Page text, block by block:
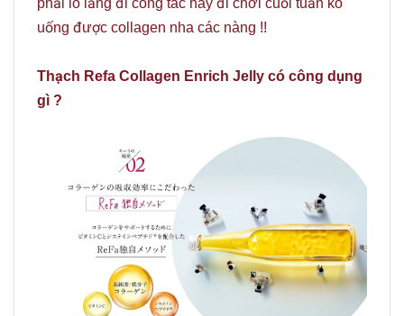
phải lo lắng đi công tác hay đi chơi cuối tuần ko
uống được collagen nha các nàng !!
Thạch Refa Collagen Enrich Jelly có công dụng
gì ?